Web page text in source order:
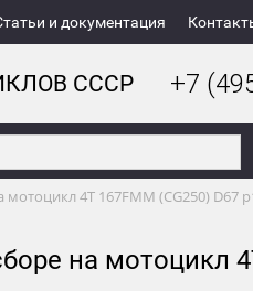
и документация
СССР +7
4Т 167FMM (CG250) D67
на мотоцикл